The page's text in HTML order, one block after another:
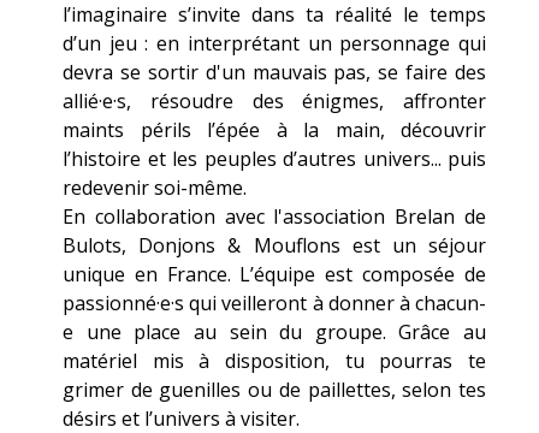
l’imaginaire s’invite dans ta réalité le temps
d’un jeu : en interprétant un personnage qui
devra se sortir d'un mauvais pas, se faire des
allié·e·s, résoudre des énigmes, affronter
maints périls l’épée à la main, découvrir
l’histoire et les peuples d’autres univers... puis
redevenir soi-même.
En collaboration avec l'association Brelan de
Bulots, Donjons & Mouflons est un séjour
unique en France. L’équipe est composée de
passionné·e·s qui veilleront à donner à chacun-
e une place au sein du groupe. Grâce au
matériel mis à disposition, tu pourras te
grimer de guenilles ou de paillettes, selon tes
désirs et l’univers à visiter.